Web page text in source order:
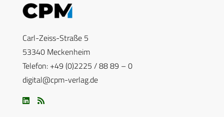
Carl-Zeiss-Straße 5
53340 Meckenheim
Telefon: +49 (0)2225 / 88 89 – 0
digital@cpm-verlag.de